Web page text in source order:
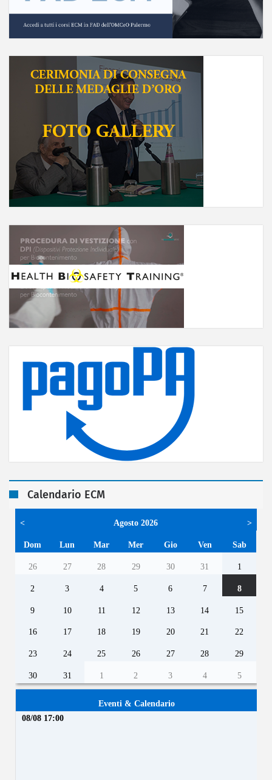
Calendario ECM
< Agosto 2026 >
Dom Lun Mar Mer Gio Ven Sab
26 27 28 29 30 31 1
2 3 4 5 6 7 8
9 10 11 12 13 14 15
16 17 18 19 20 21 22
23 24 25 26 27 28 29
30 31 1 2 3 4 5
Eventi & Calendario
08/08 17:00